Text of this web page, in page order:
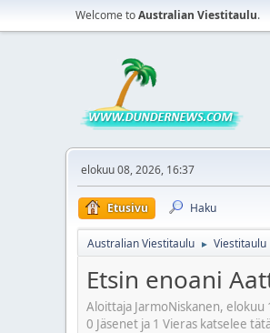
Welcome toAustralian Viestitaulu.
elokuu 08, 2026, 16:37
Etusivu Haku
Australian Viestitaulu ► Viestitaulu
Etsin enoani
Aloittaja JarmoNiskanen, elokuu
0 Jäsenet ja 1 Vieras katselee